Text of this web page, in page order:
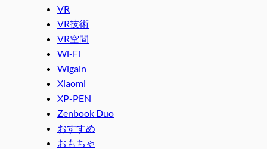
VR
VR技術
VR空間
Wi-Fi
Wigain
Xiaomi
XP-PEN
Zenbook Duo
おすすめ
おもちゃ